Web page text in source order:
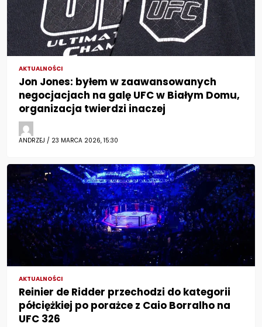
AKTUALNOŚCI
Jon Jones: byłem w zaawansowanych
negocjacjach na galę UFC w Białym Domu,
organizacja twierdzi inaczej
ANDRZEJ / 23 MARCA 2026, 15:30
AKTUALNOŚCI
Reinier de Ridder przechodzi do kategorii
półciężkiej po porażce z Caio Borralho na
UFC 326